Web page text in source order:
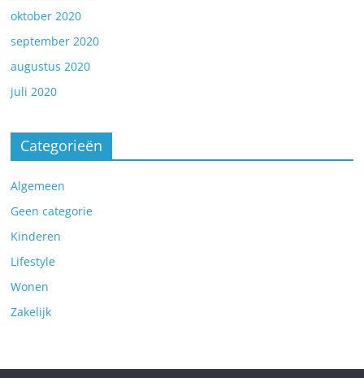
oktober 2020
september 2020
augustus 2020
juli 2020
Categorieën
Algemeen
Geen categorie
Kinderen
Lifestyle
Wonen
Zakelijk